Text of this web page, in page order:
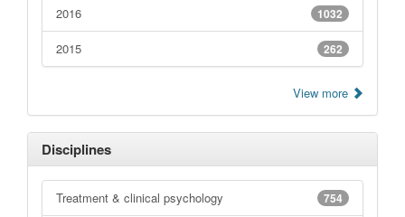
1032
2016
262
2015
View more
Disciplines
754
Treatment & clinical psychology